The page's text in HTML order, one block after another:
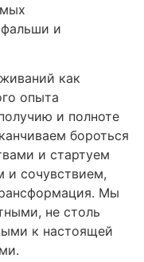
и
как
опыта
и полноте
бороться
и стартуем
и сочувствием,
Мы
не столь
к настоящей